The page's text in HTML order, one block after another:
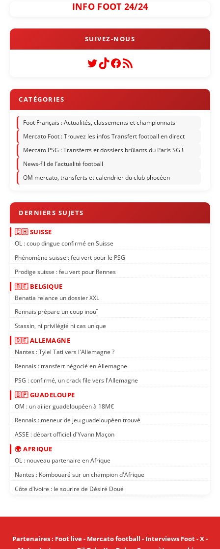
INFO FOOT 24/24
Twitter
TikTok
Facebook
Flux RSS
Foot Français : Actualités, classements et championnats
Mercato Foot : Trouvez les infos Transfert football en direct
Mercato PSG : Transferts et dossiers brûlants du Paris SG !
News-fil de l’actualité football
OM mercato, transferts et calendrier du club phocéen
🇨🇭 SUISSE
OL : coup dingue confirmé en Suisse
Phénomène suisse : feu vert pour le PSG
Prodige suisse : feu vert pour Rennes
🇧🇪 BELGIQUE
Benatia relance un dossier XXL
Rennais prépare un coup inouï
Stassin, ni privilégié ni cas unique
🇩🇪 ALLEMAGNE
Nantes : Tylel Tati vers l'Allemagne ?
Rennais : transfert négocié en Allemagne
PSG : confirmé, un crack file vers l'Allemagne
🇬🇵 GUADELOUPE
OM : un ailier guadeloupéen à 18M€
Rennais : meneur de jeu guadeloupéen trouvé
ASSE : départ officiel d'Yvann Maçon
🌍 AFRIQUE
OL : nouveau partenaire en Afrique
Nantes : Kombouaré sur un champion d'Afrique
Côte d'Ivoire : le sourire de Désiré Doué
Partenaires: Foot live- Mercato football - Interviews Foot-X-